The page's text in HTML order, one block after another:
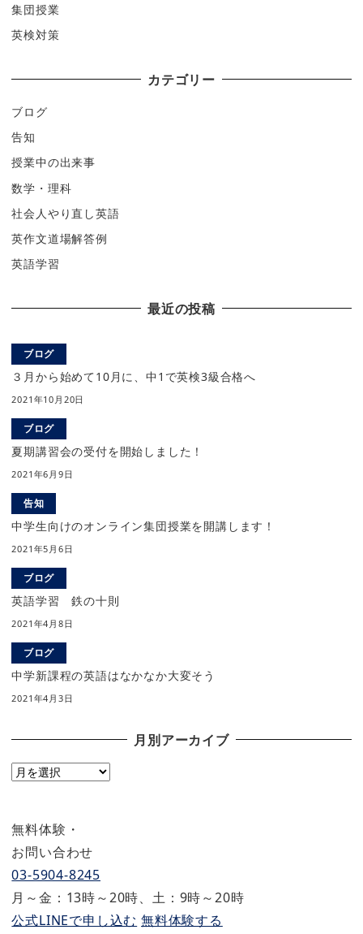
集団授業
英検対策
カテゴリー
ブログ
告知
授業中の出来事
数学・理科
社会人やり直し英語
英作文道場解答例
英語学習
最近の投稿
ブログ
３月から始めて10月に、中1で英検3級合格へ
2021年10月20日
ブログ
夏期講習会の受付を開始しました！
2021年6月9日
告知
中学生向けのオンライン集団授業を開講します！
2021年5月6日
ブログ
英語学習 鉄の十則
2021年4月8日
ブログ
中学新課程の英語はなかなか大変そう
2021年4月3日
月別アーカイブ
月
ー
カ
イ
ブ
無料体験・
お問い合わせ
03-5904-8245
月～金：13時～20時、土：9時～20時
公式LINEで申し込む 無料体験する